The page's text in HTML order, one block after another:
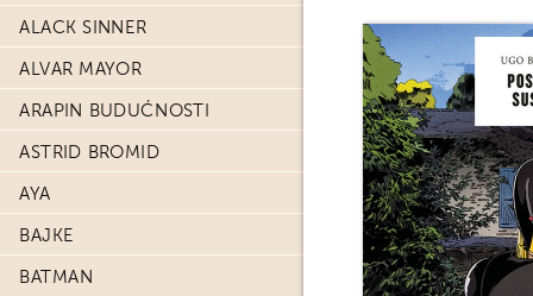
ALACK SINNER
ALVAR MAYOR
ARAPIN BUDUĆNOSTI
ASTRID BROMID
AYA
BAJKE
BATMAN